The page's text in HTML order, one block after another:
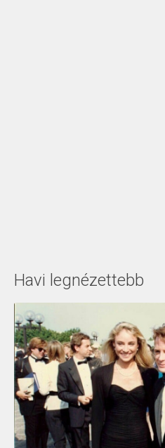
Havi legnézettebb